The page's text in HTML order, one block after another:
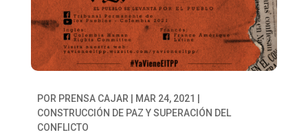
POR PRENSA CAJAR| MAR 24, 2021
CONSTRUCCIÓN DE PAZ Y SUPERACIÓN DEL
CONFLICTO